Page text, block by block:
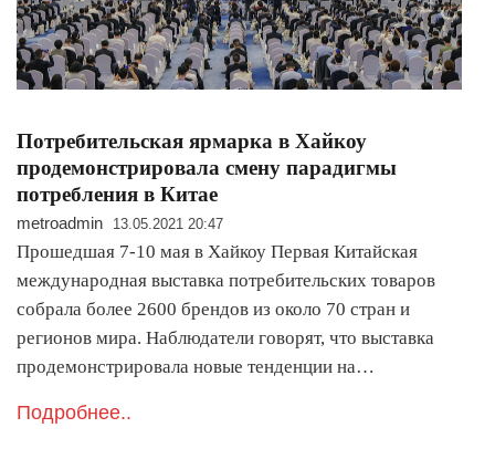
Потребительская ярмарка в Хайкоу
продемонстрировала смену парадигмы
потребления в Китае
metroadmin 13.05.2021 20:47
Прошедшая 7-10 мая в Хайкоу Первая Китайская
международная выставка потребительских товаров
собрала более 2600 брендов из около 70 стран и
регионов мира. Наблюдатели говорят, что выставка
продемонстрировала новые тенденции на…
Подробнее..